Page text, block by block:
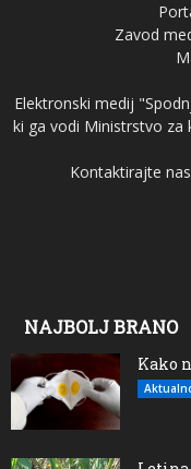
Zavod
Elektronski medij
ki ga vodi Ministrstvo za
Kontaktirajte
NAJBOLJ BRANO
Kako